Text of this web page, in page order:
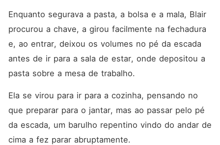
Enquanto segurava a pasta, a bolsa e a mala, Blair
procurou a chave, a girou facilmente na fechadura
e, ao entrar, deixou os volumes no pé da escada
antes de ir para a sala de estar, onde depositou a
pasta sobre a mesa de trabalho.
Ela se virou para ir para a cozinha, pensando no
que preparar para o jantar, mas ao passar pelo pé
da escada, um barulho repentino vindo do andar de
cima a fez parar abruptamente.